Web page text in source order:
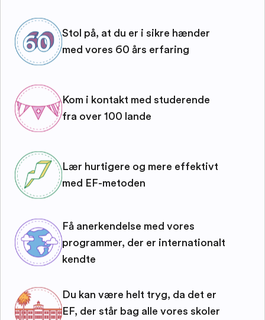
Stol på, at du er i sikre hænder
med vores 60 års erfaring
Kom i kontakt med studerende
fra over 100 lande
Lær hurtigere og mere effektivt
med EF-metoden
Få anerkendelse med vores
programmer, der er internationalt
kendte
Du kan være helt tryg, da det er
EF, der står bag alle vores skoler